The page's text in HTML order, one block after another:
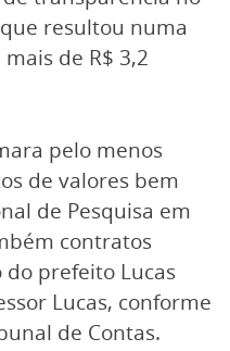
resultou numa
de R$ 3,2
pelo menos
de valores bem
de Pesquisa em
contratos
prefeito Lucas
Lucas, conforme
de Contas.